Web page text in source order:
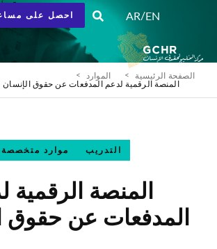
EN
/
AR احصل على
الصفحة الرئيسية
الموارد
المنصة الرقمية لدعم المدفعات عن حقوق الإنسان
التدريب موارد متخصصة
المنصة الرقمية
المدفعات عن حقوق